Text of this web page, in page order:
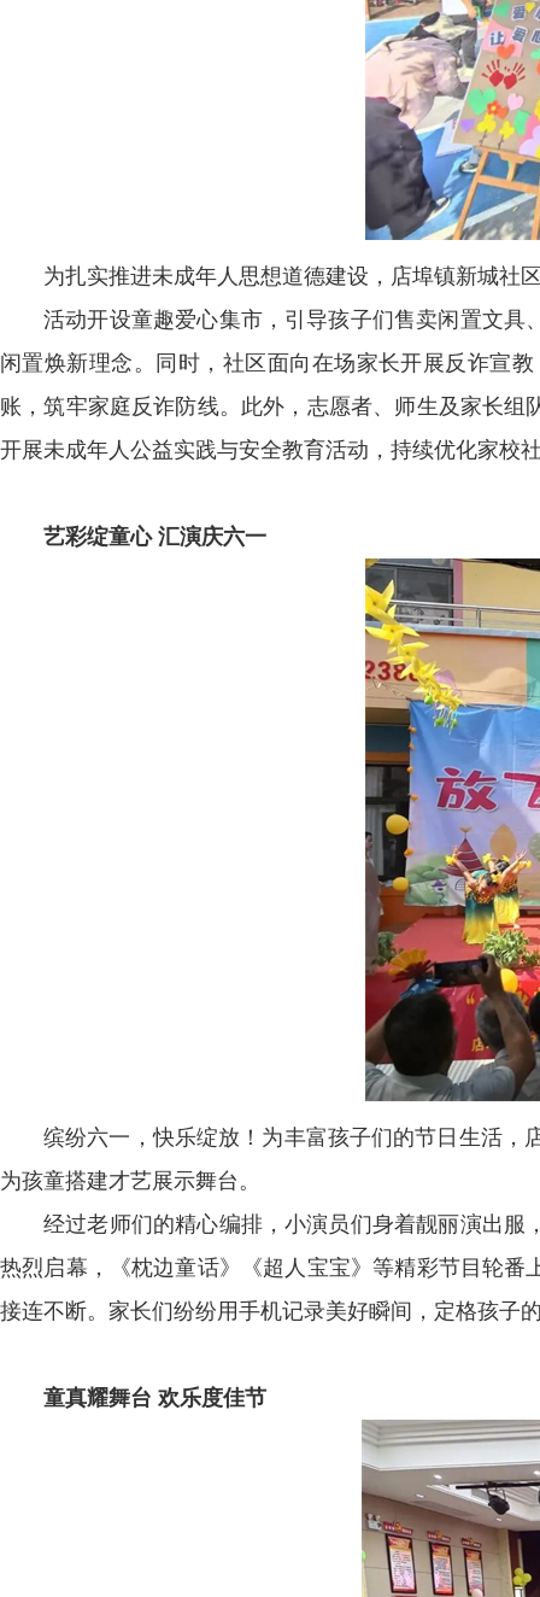
为扎实推进未成年人思想道德建设，店埠镇新城社
活动开设童趣爱心集市，引导孩子们售卖闲置文
闲置焕新理念。同时，社区面向在场家长开展反诈宣
账，筑牢家庭反诈防线。此外，志愿者、师生及家长
开展未成年人公益实践与安全教育活动，持续优化家校
艺彩绽童心 汇演庆六一
缤纷六一，快乐绽放！为丰富孩子们的节日生活，
为孩童搭建才艺展示舞台。
经过老师们的精心编排，小演员们身着靓丽演出
热烈启幕，《枕边童话》《超人宝宝》等精彩节目轮
接连不断。家长们纷纷用手机记录美好瞬间，定格孩子
童真耀舞台 欢乐度佳节